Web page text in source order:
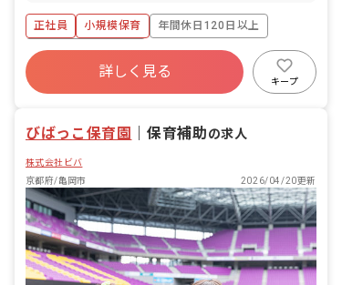
す。 具体的な業務内容: ・着替え、食事
の補助 ・保育環境の整備（活動準備、清
掃など） ・保護者対応（連絡帳の作成な
ど） ・帳票作成（日誌、行事計画など）
・製作物の作成 ■園児年齢層：0～2歳児
正社員 小規模保育
年間休日120日以上
ボーナス・賞与あり
寮・住宅・家賃補助あり
社会保険完備
昇給昇進あり
詳しく見る
キープ
びばっこ保育園 ｜保育補助の求人
株式会社ビバ
京都府/亀岡市
2026/04/20更新